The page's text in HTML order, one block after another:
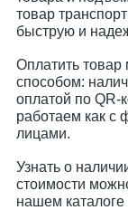
товар
быструю и
Оплатить
способом:
оплатой по
работаем как с
лицами.
Узнать о
стоимости
нашем каталоге